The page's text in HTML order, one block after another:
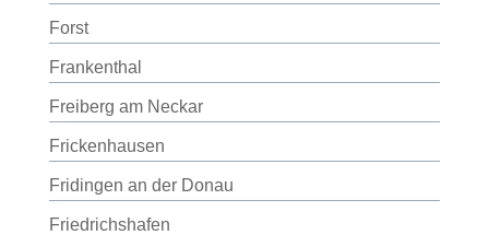
Forst
Frankenthal
Freiberg am Neckar
Frickenhausen
Fridingen an der Donau
Friedrichshafen